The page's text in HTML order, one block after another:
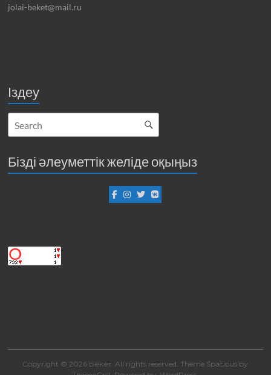
jolai-beket@mail.ru
Іздеу
Бізді әлеуметтік желіде оқыңыз
Copyright © 2026 Бекет. All rights reserved. Theme Spacious by